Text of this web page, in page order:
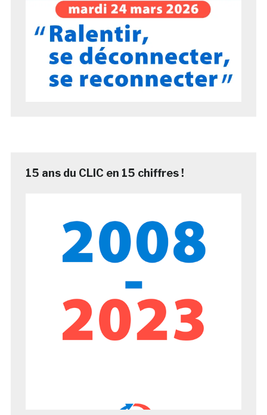
15 ans du CLIC en 15 chiffres !